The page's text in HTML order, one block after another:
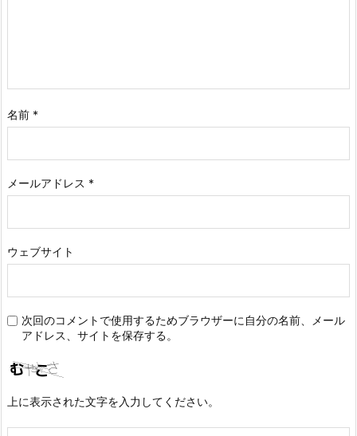
名前 *
メールアドレス *
ウェブサイト
次回のコメントで使用するためブラウザーに自分の名前、メール
アドレス、サイトを保存する。
上に表示された文字を入力してください。